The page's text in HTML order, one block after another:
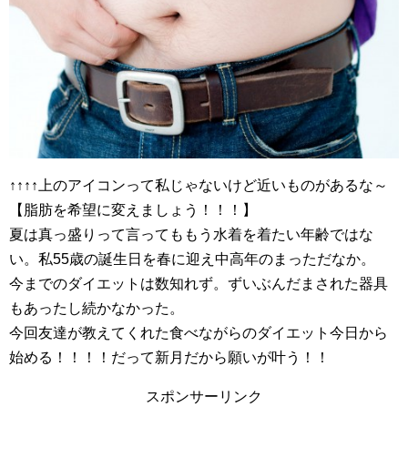
↑↑↑↑上のアイコンって私じゃないけど近いものがあるな～
【脂肪を希望に変えましょう！！！】
夏は真っ盛りって言ってももう水着を着たい年齢ではな
い。私55歳の誕生日を春に迎え中高年のまっただなか。
今までのダイエットは数知れず。ずいぶんだまされた器具
もあったし続かなかった。
今回友達が教えてくれた食べながらのダイエット今日から
始める！！！！だって新月だから願いが叶う！！
スポンサーリンク